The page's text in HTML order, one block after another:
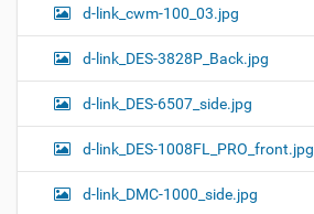
d-link_cwm-100_03.jpg
d-link_DES-3828P_Back.jpg
d-link_DES-6507_side.jpg
d-link_DES-1008FL_PRO_front.jpg
d-link_DMC-1000_side.jpg